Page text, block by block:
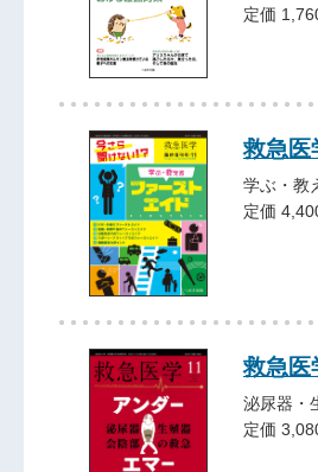
定価
救急医
学ぶ・教
定価
救急医
泌尿器・
定価